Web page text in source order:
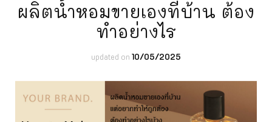
ผลิตน้ำหอมขายเองที่บ้าน ต้อง
ทำอย่างไร
updated on 10/05/2025